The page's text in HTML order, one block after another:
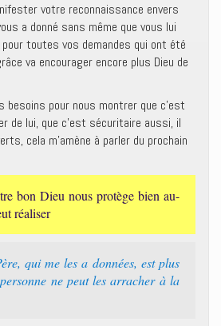
votre reconnaissance envers
a donné sans même que vous lui
toutes vos demandes qui ont été
va encourager encore plus Dieu de
besoins pour nous montrer que c’est
de lui, que c’est sécuritaire aussi, il
cela m’amène à parler du prochain
bon Dieu nous protège bien au-
réaliser
qui me les a données, est plus
ne peut les arracher à la